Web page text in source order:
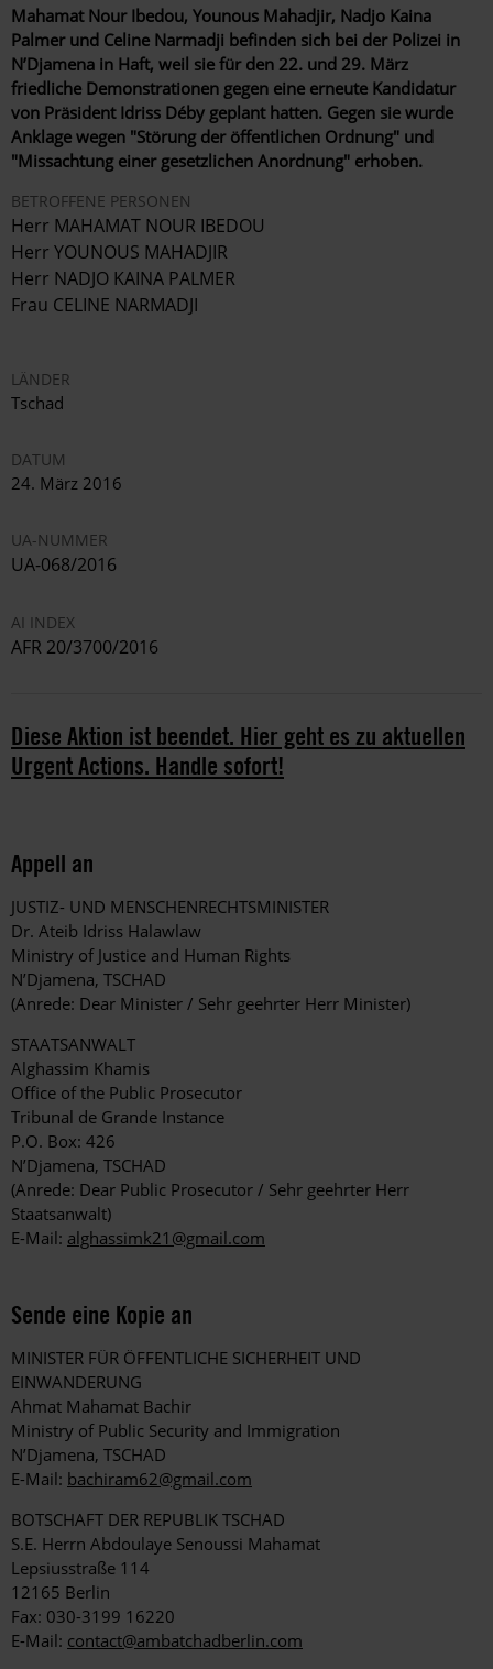
Mahamat Nour Ibedou, Younous Mahadjir, Nadjo Kaina
Palmer und Celine Narmadji befinden sich bei der Polizei in
N’Djamena in Haft, weil sie für den 22. und 29. März
friedliche Demonstrationen gegen eine erneute Kandidatur
von Präsident Idriss Déby geplant hatten. Gegen sie wurde
Anklage wegen "Störung der öffentlichen Ordnung" und
"Missachtung einer gesetzlichen Anordnung" erhoben.
BETROFFENE PERSONEN
Herr MAHAMAT NOUR IBEDOU
Herr YOUNOUS MAHADJIR
Herr NADJO KAINA PALMER
Frau CELINE NARMADJI
LÄNDER
Tschad
DATUM
24. März 2016
UA-NUMMER
UA-068/2016
AI INDEX
AFR 20/3700/2016
Diese Aktion ist beendet. Hier geht es zu aktuellen
Urgent Actions. Handle sofort!
Appell an
JUSTIZ- UND MENSCHENRECHTSMINISTER
Dr. Ateib Idriss Halawlaw
Ministry of Justice and Human Rights
N’Djamena, TSCHAD
(Anrede: Dear Minister / Sehr geehrter Herr Minister)
STAATSANWALT
Alghassim Khamis
Office of the Public Prosecutor
Tribunal de Grande Instance
P.O. Box: 426
N’Djamena, TSCHAD
(Anrede: Dear Public Prosecutor / Sehr geehrter Herr
Staatsanwalt)
E-Mail: alghassimk21@gmail.com
Sende eine Kopie an
MINISTER FÜR ÖFFENTLICHE SICHERHEIT UND
EINWANDERUNG
Ahmat Mahamat Bachir
Ministry of Public Security and Immigration
N’Djamena, TSCHAD
E-Mail: bachiram62@gmail.com
BOTSCHAFT DER REPUBLIK TSCHAD
S.E. Herrn Abdoulaye Senoussi Mahamat
Lepsiusstraße 114
12165 Berlin
Fax: 030-3199 16220
E-Mail: contact@ambatchadberlin.com